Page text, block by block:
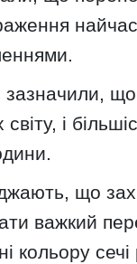
зазначили,
світу, і
що
важкий
кольору